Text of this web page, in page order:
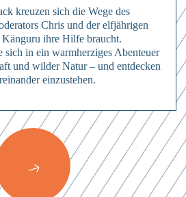
kreuzen sich die Wege des
Chris und der elfjährigen
ihre Hilfe braucht.
sich in ein warmherziges Abenteuer
und wilder Natur – und entdecken
einzustehen.
erkläre ich mich einverstanden mit
ziehen & fallen lassen
auswählen
von 3
Abschicken
Abschicken